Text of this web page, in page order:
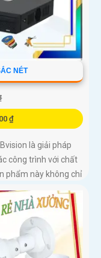
NÉT
₫
là giải pháp
công trình với chất
phẩm này không chỉ
chức năng thu âm
diện và chính xác